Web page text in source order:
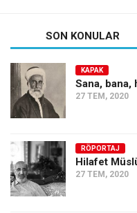
SON KONULAR
KAPAK
Sana,
27 TEM, 2020
RÖPORTAJ
Hilafet
27 TEM, 2020